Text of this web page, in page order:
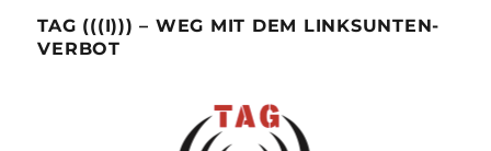
TAG (((I))) – WEG MIT DEM LINKSUNTEN-
VERBOT